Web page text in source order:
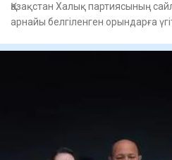
Қазақстан Халық партиясының
арнайы белгіленген орындарға